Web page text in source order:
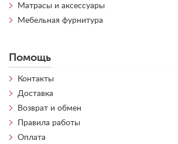
Матрасы и аксессуары
Мебельная фурнитура
Помощь
Контакты
Доставка
Возврат и обмен
Правила работы
Оплата